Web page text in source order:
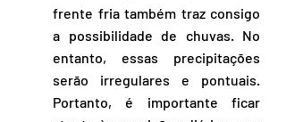
frente fria também traz consigo
a possibilidade de chuvas. No
entanto, essas precipitações
serão irregulares e pontuais.
Portanto, é importante ficar